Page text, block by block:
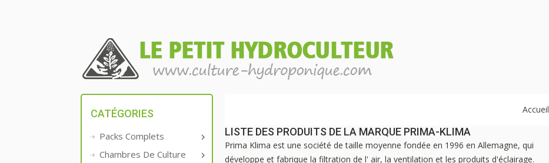
CATÉGORIES

Packs Complets

Chambres De Culture
Accueil
LISTE DES PRODUITS DE LA MARQUE PRIMA-KLIMA
Prima Klima est une société de taille moyenne fondée en 1996 en Allemagne, qui
développe et fabrique la filtration de l' air, la ventilation et les produits d'éclairage.